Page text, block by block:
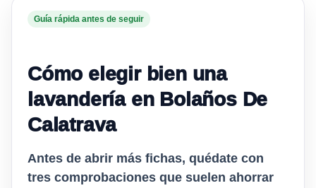
Guía rápida antes de seguir
Cómo elegir bien una
lavandería en Bolaños De
Calatrava
Antes de abrir más fichas, quédate con
tres comprobaciones que suelen ahorrar